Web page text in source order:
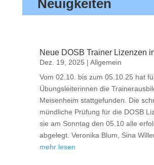
Neuigkeiten
Neue DOSB Trainer Lizenzen
Dez. 19, 2025 |Allgemein
Vom 02.10. bis zum 05.10.25 hat
Übungsleiterinnen die
Meisenheim stattgefunden. Die
mündliche Prüfung für die DOSB
sie am Sonntag den 05.10 alle
abgelegt. Veronika Blum, Sina
mehr lesen